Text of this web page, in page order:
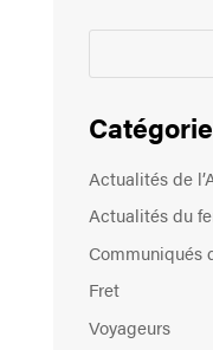
Actualités de
Actualités du
Communiqués
Fret
Voyageurs